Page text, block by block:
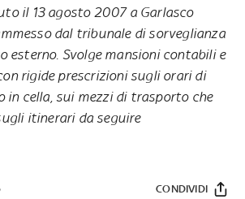
il 13 agosto 2007 a Garlasco
dal tribunale di sorveglianza
esterno. Svolge mansioni contabili e
rigide prescrizioni sugli orari di
in cella, sui mezzi di trasporto che
itinerari da seguire
CONDIVIDI